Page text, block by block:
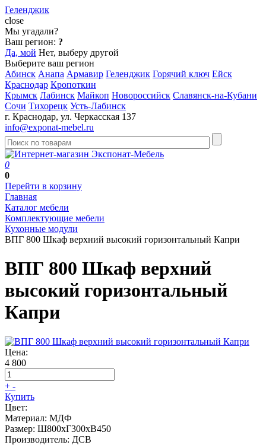
Геленджик
close
Мы угадали?
Ваш регион: ?
Да, мой Нет, выберу другой
Выберите ваш регион
Абинск Анапа Армавир Геленджик Горячий ключ Ейск
Краснодар Кропоткин
Крымск Лабинск Майкоп Новороссийск Славянск-на-Кубани
Сочи Тихорецк Усть-Лабинск
г. Краснодар, ул. Черкасская 137
info@exponat-mebel.ru
0
0
Перейти в корзину
Главная
Каталог мебели
Комплектующие мебели
Кухонные модули
ВПГ 800 Шкаф верхний высокий горизонтальный Капри
ВПГ 800 Шкаф верхний
высокий горизонтальный
Капри
Цена:
4 800
+ -
Купить
Цвет:
Материал: МДФ
Размер: Ш800хГ300хВ450
Производитель: ДСВ